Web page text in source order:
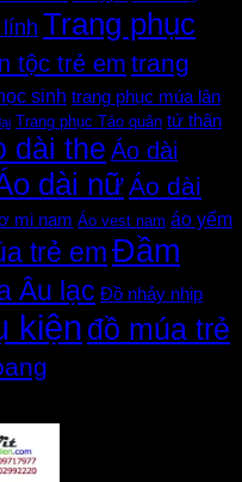
Trang phục
tộc trẻ em trang
sinh trang phục múa lân
Trang phục Táo quân tứ thân
dài the Áo dài
dài nữÁo dài
mi nam Áo vest nam áo yếm
trẻ emĐầm
Âu lạc Đồ nhảy nhịp
kiện đồ múa trẻ